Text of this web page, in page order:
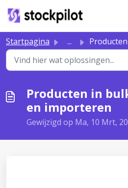
Startpagina ... Producten in bulk
Producten in
en importeren
Gewijzigd op Ma, 10 Mrt,